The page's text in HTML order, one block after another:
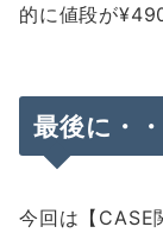
的に値段が
最後に・・
今回は【CASE